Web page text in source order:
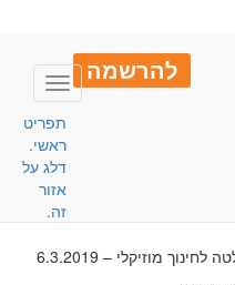
להרשמה
Toggle
תפריט
ראשי.
דלג על
אזור
זה.
מוזיקלי – 6.3.2019